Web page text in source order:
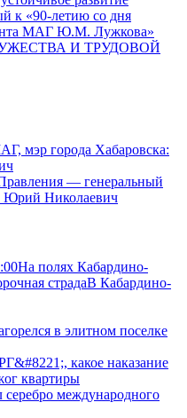
к «90-летию со дня
МАГ Ю.М. Лужкова»
И ТРУДОВОЙ
мэр города Хабаровска:
— генеральный
Николаевич
полях Кабардино-
страдаВ Кабардино-
в элитном поселке
какое наказание
квартиры
серебро международного